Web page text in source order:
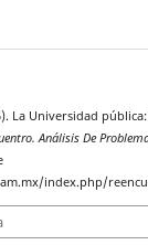
La Universidad
Análisis De
index.php/